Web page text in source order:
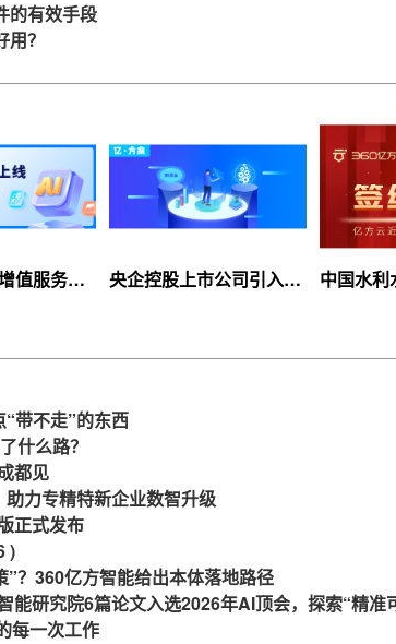
的有效手段
？
值服务上
央企控股上市公司引入
中国水利
带不走”的东西
什么路？
都见
力专精特新企业数智升级
正式发布
)
？360亿方智能给出本体落地路径
能研究院6篇论文入选2026年AI顶会，探索“精准
每一次工作